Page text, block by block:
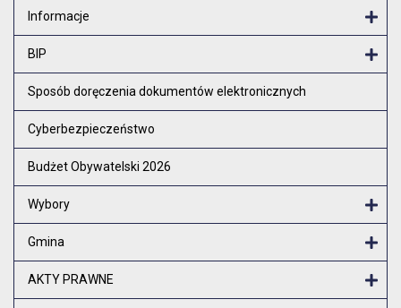
Informacje
BIP
Sposób doręczenia dokumentów elektronicznych
Cyberbezpieczeństwo
Budżet Obywatelski 2026
Wybory
Gmina
AKTY PRAWNE